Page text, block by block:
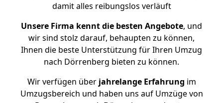
damit alles reibungslos verläuft
Unsere Firma kennt die besten Angebote, und
wir sind stolz darauf, behaupten zu können,
Ihnen die beste Unterstützung für Ihren Umzug
nach Dörrenberg bieten zu können.
Wir verfügen überjahrelange Erfahrung im
Umzugsbereich und haben uns auf Umzüge von